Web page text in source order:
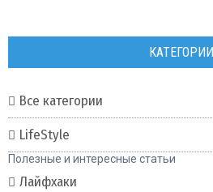
КАТЕГОРИИ
Все категории
LifeStyle
Полезные и интересные статьи
Лайфхаки